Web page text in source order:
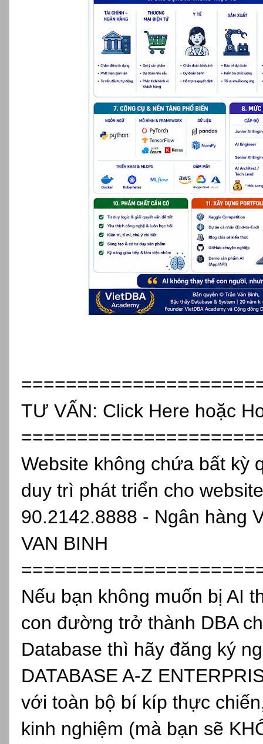
TƯ VẤN: Click Here hoặc
Website không chứa bất kỳ
duy trì phát triển cho
90.2142.8888 - Ngân hàng
VAN BINH
Nếu bạn không muốn bị AI
con đường trở thành DBA
Database thì hãy đăng ký
DATABASE A-Z
với toàn bộ bí kíp thực
kinh nghiệm (mà bạn sẽ